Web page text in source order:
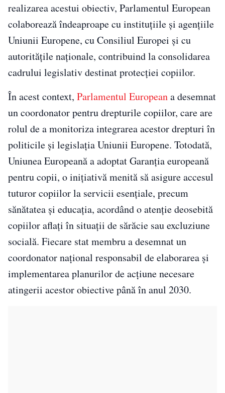
realizarea acestui obiectiv, Parlamentul European
colaborează îndeaproape cu instituțiile și agențiile
Uniunii Europene, cu Consiliul Europei și cu
autoritățile naționale, contribuind la consolidarea
cadrului legislativ destinat protecției copiilor.
În acest context, Parlamentul Europeana desemnat
un coordonator pentru drepturile copiilor, care are
rolul de a monitoriza integrarea acestor drepturi în
politicile și legislația Uniunii Europene. Totodată,
Uniunea Europeană a adoptat Garanția europeană
pentru copii, o inițiativă menită să asigure accesul
tuturor copiilor la servicii esențiale, precum
sănătatea și educația, acordând o atenție deosebită
copiilor aflați în situații de sărăcie sau excluziune
socială. Fiecare stat membru a desemnat un
coordonator național responsabil de elaborarea și
implementarea planurilor de acțiune necesare
atingerii acestor obiective până în anul 2030.